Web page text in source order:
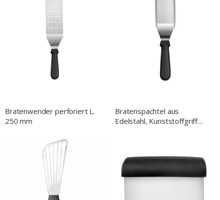
Bratenwender perforiert L.
250 mm
Bratenspachtel aus
Edelstahl, Kunststoffgriff